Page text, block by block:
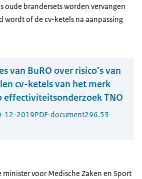
oude brandersets worden vervangen
wordt of de cv-ketels na aanpassing
van BuRO over risico’s van
cv-ketels van het merk
effectiviteitsonderzoek TNO
12-2019PDF-document296.53
minister voor Medische Zaken en Sport